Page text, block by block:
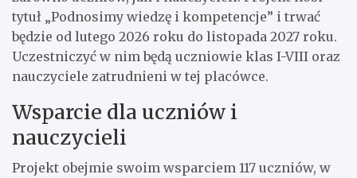
tytuł „Podnosimy wiedzę i kompetencje” i trwać
będzie od lutego 2026 roku do listopada 2027 roku.
Uczestniczyć w nim będą uczniowie klas I-VIII oraz
nauczyciele zatrudnieni w tej placówce.
Wsparcie dla uczniów i
nauczycieli
Projekt obejmie swoim wsparciem 117 uczniów, w